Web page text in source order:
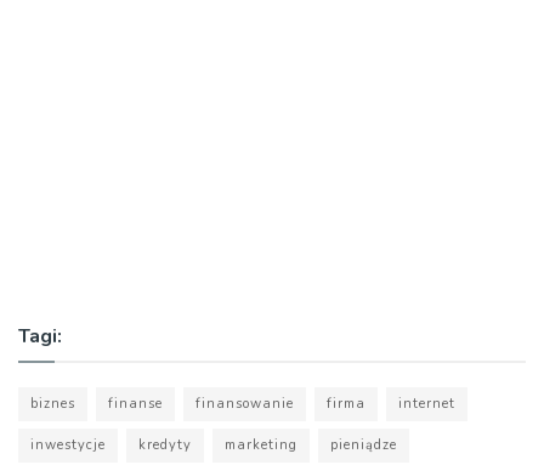
Tagi:
biznes finanse finansowanie firma internet
inwestycje kredyty marketing pieniądze